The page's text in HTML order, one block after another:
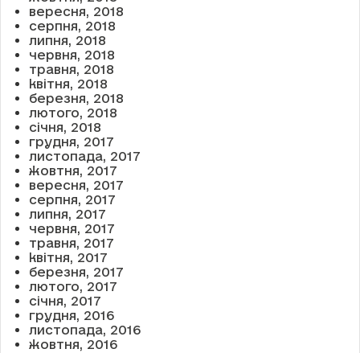
вересня, 2018
серпня, 2018
липня, 2018
червня, 2018
травня, 2018
квітня, 2018
березня, 2018
лютого, 2018
січня, 2018
грудня, 2017
листопада, 2017
жовтня, 2017
вересня, 2017
серпня, 2017
липня, 2017
червня, 2017
травня, 2017
квітня, 2017
березня, 2017
лютого, 2017
січня, 2017
грудня, 2016
листопада, 2016
жовтня, 2016